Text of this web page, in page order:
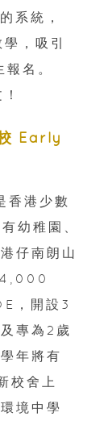
系統，
，吸引
名。
Early
香港少數
幼稚園、
仔南朗山
，開設3
專為2歲
年將有
校舍上
境中學